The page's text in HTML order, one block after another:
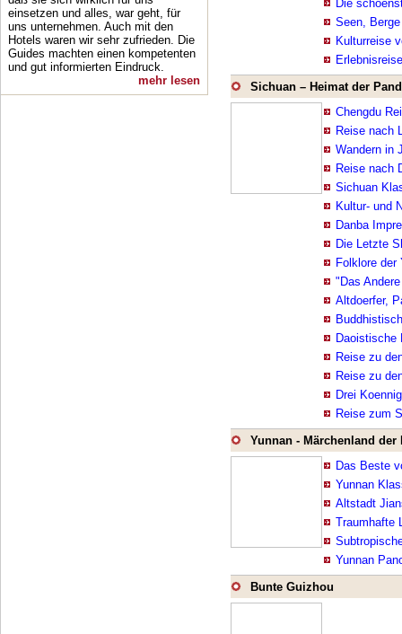
einsetzen und alles, war geht, für
uns unternehmen. Auch mit den
Hotels waren wir sehr zufrieden. Die
Guides machten einen kompetenten
und gut informierten Eindruck.
mehr lesen
Die
Seen,
Kulturreise
Sichuan – Heimat der
Chengdu
Reise nach
Wandern in
Reise nach
Sichuan
Kultur- und
Danba
Die Letzte
Folklore der
"Das
Altdoerfer,
Daoistische
Reise zu
Reise zu
Drei
Reise zum
Yunnan - Märchenland der
Das Beste
Yunnan
Altstadt
Traumhafte
Yunnan
Bunte Guizhou